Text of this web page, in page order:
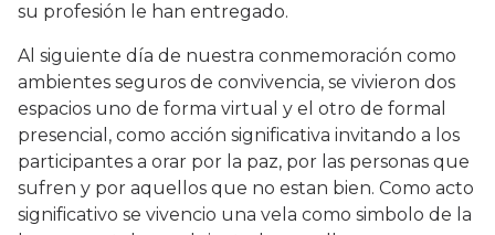
su profesión le han entregado.
Al siguiente día de nuestra conmemoración como
ambientes seguros de convivencia, se vivieron dos
espacios uno de forma virtual y el otro de formal
presencial, como acción significativa invitando a los
participantes a orar por la paz, por las personas que
sufren y por aquellos que no estan bien. Como acto
significativo se vivencio una vela como simbolo de la